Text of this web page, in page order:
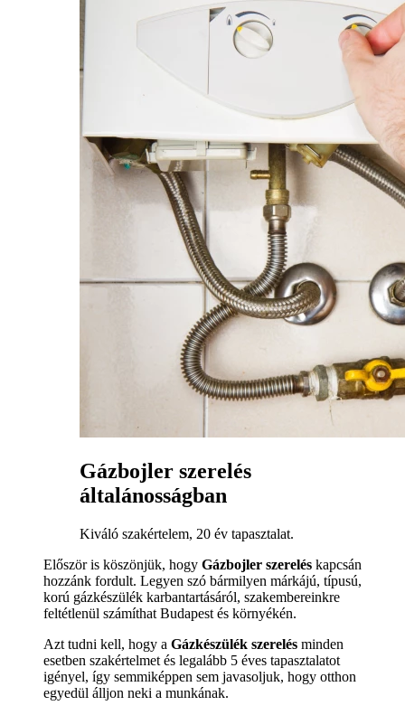
Gázbojler szerelés
általánosságban
Kiváló szakértelem, 20 év tapasztalat.
Először is köszönjük, hogy Gázbojler szerelés kapcsán
hozzánk fordult. Legyen szó bármilyen márkájú, típusú,
korú gázkészülék karbantartásáról, szakembereinkre
feltétlenül számíthat Budapest és környékén.
Azt tudni kell, hogy a Gázkészülék szerelés minden
esetben szakértelmet és legalább 5 éves tapasztalatot
igényel, így semmiképpen sem javasoljuk, hogy otthon
egyedül álljon neki a munkának.